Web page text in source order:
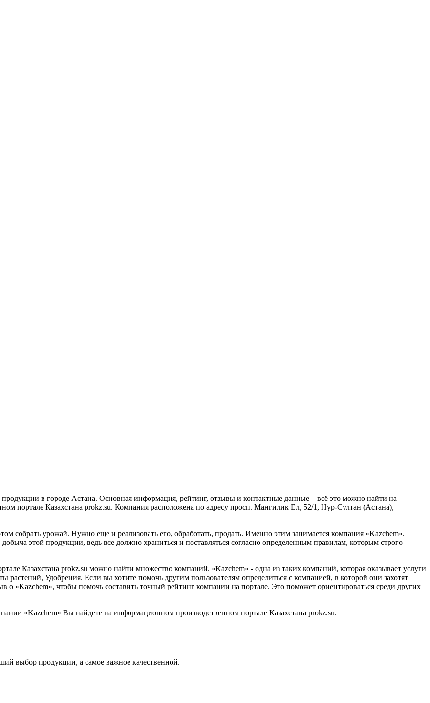
в городе Астана. Основная информация, рейтинг, отзывы и контактные данные – всё это можно найти на
портале Казахстана prokz.su. Компания расположена по адресу просп. Мангилик Ел, 52/1, Нур-Султан (Астана),
собрать урожай. Нужно еще и реализовать его, обработать, продать. Именно этим занимается компания «Kazchem».
этой продукции, ведь все должно храниться и поставляться согласно определенным правилам, которым строго
Казахстана prokz.su можно найти множество компаний. «Kazchem» - одна из таких компаний, которая оказывает услуги
растений, Удобрения. Если вы хотите помочь другим пользователям определиться с компанией, в которой они захотят
о «Kazchem», чтобы помочь составить точный рейтинг компании на портале. Это поможет ориентироваться среди других
«Kazchem» Вы найдете на информационном производственном портале Казахстана prokz.su.
выбор продукции, а самое важное качественной.